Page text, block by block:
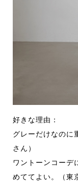
好きな理由：
グレーだけなのに
さん）
ワントーンコーデ
めててよい。（東